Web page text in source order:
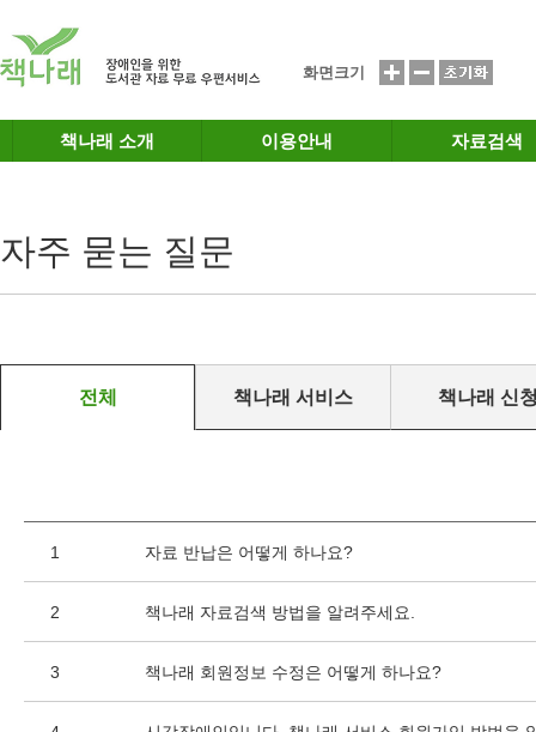
화면크기
책나래 소개 이용안내 자료검색
자주 묻는 질문
전체 책나래 서비스 책나래 신
1 자료 반납은 어떻게 하나요?
2 책나래 자료검색 방법을 알려주세요.
3 책나래 회원정보 수정은 어떻게 하나요?